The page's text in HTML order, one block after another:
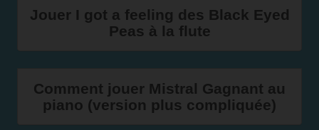
Jouer I got a feeling des Black Eyed
Peas à la flute
Comment jouer Mistral Gagnant au
piano (version plus compliquée)